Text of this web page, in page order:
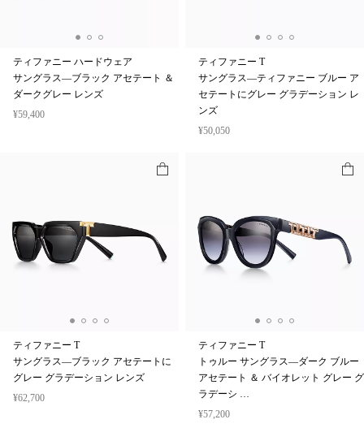
ティファニー ハードウェア
サングラス—ブラック アセテート ＆
ダークグレー レンズ
¥59,400
ティファニー T
サングラス—ティファニー ブルー ア
セテートにグレー グラデーション レ
ンズ
¥50,050
ティファニー T
サングラス—ブラック アセテートに
グレー グラデーション レンズ
¥62,700
ティファニー T
トゥルー サングラス—ダーク ブルー
アセテート ＆ バイオレット グレー グ
ラデーシ …
¥57,200